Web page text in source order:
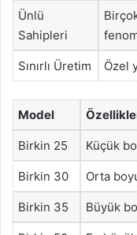
Ünlü
Sahipleri
Sınırlı Üretim Özel
Model
Birkin 25 Küçük
Birkin 30 Orta
Birkin 35 Büyük